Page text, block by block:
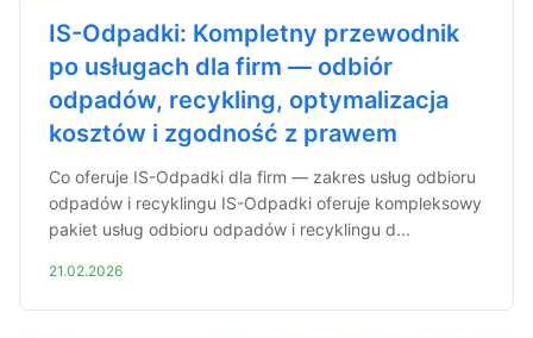
IS-Odpadki: Kompletny przewodnik
po usługach dla firm — odbiór
odpadów, recykling, optymalizacja
kosztów i zgodność z prawem
Co oferuje IS-Odpadki dla firm — zakres usług odbioru
odpadów i recyklingu IS-Odpadki oferuje kompleksowy
pakiet usług odbioru odpadów i recyklingu d...
21.02.2026